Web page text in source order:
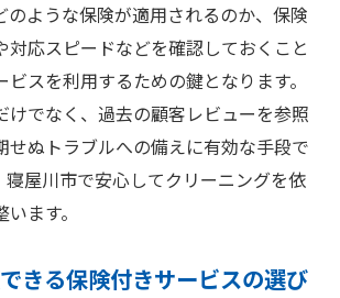
のような保険が適用されるのか、保険
対応スピードなどを確認しておくこと
スを利用するための鍵となります。
けでなく、過去の顧客レビューを参照
せぬトラブルへの備えに有効な手段で
寝屋川市で安心してクリーニングを依
ます。
きる保険付きサービスの選び